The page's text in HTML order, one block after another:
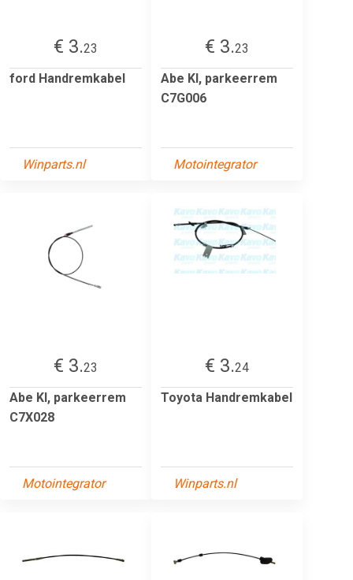
€ 3.23
ford Handremkabel
Winparts.nl
€ 3.23
Abe Kl, parkeerrem
C7G006
Motointegrator
€ 3.23
Abe Kl, parkeerrem
C7X028
Motointegrator
€ 3.24
Toyota Handremkabel
Winparts.nl